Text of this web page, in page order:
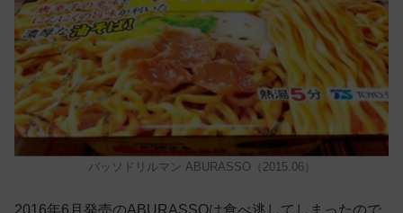
バッソドリルマン ABURASSO（2015.06）
2016年6月発売のABURASSOは食べ逃してしまったので